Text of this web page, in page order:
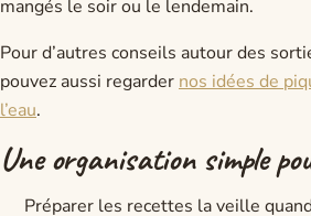
mangés le soir ou le lendemain.
Pour d’autres conseils autour des
pouvez aussi regarder nos idées de
l’eau.
Une organisation simple
Préparer les recettes la veille